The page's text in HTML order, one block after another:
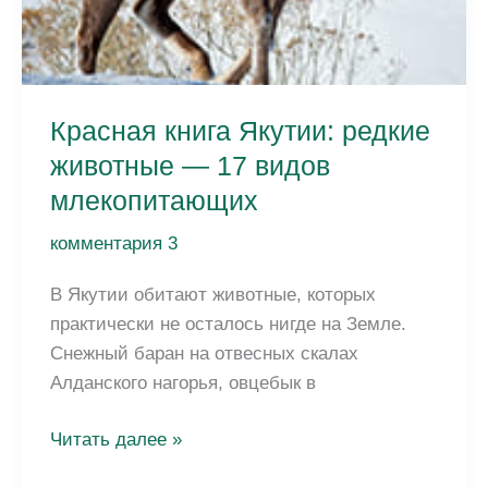
Красная книга Якутии: редкие
животные — 17 видов
млекопитающих
комментария 3
В Якутии обитают животные, которых
практически не осталось нигде на Земле.
Снежный баран на отвесных скалах
Алданского нагорья, овцебык в
Красная
Читать далее »